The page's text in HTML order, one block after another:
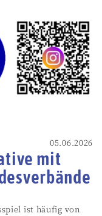
05.06.2026
mit
ist häufig von